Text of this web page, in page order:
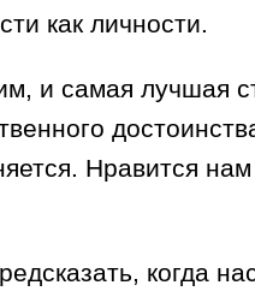
как личности.
и самая лучшая
Нравится
когда